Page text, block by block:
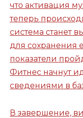
что активация
теперь
система станет
для сохранения
показатели
Фитнес начнут
сведениями в
В завершение,